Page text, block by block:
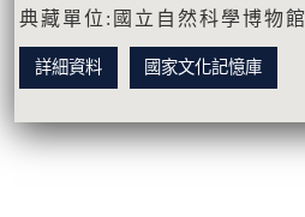
典藏單位:國立自然科學博物館
詳細資料 國家文化記憶庫